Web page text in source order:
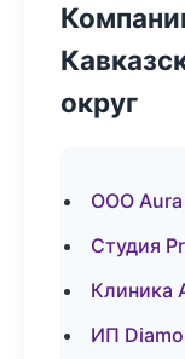
округ
ООО
Студия
Клиника
ИП